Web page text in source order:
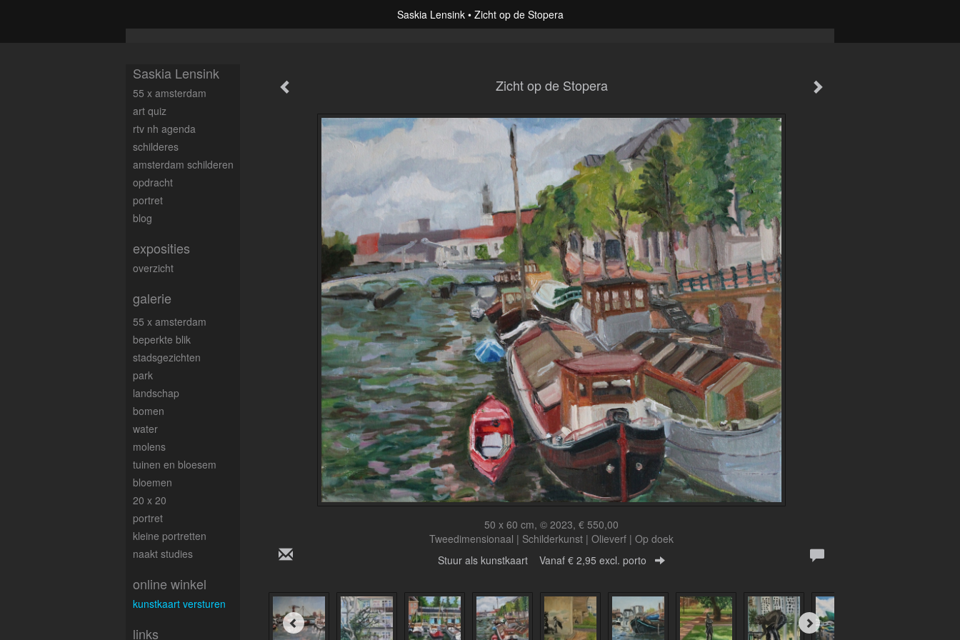
Saskia Lensink Zicht op de Stopera
Zicht op de Stopera
50 x 60 cm, © 2023, € 550,00
Tweedimensionaal | Schilderkunst | Olieverf | Op doek
Stuur als kunstkaart Vanaf € 2,95 excl. porto
Saskia Lensink
55 x amsterdam
art quiz
rtv nh agenda
schilderes
amsterdam schilderen
opdracht
portret
blog
exposities
overzicht
galerie
55 x amsterdam
beperkte blik
stadsgezichten
park
landschap
bomen
water
molens
tuinen en bloesem
bloemen
20 x 20
portret
kleine portretten
naakt studies
online winkel
kunstkaart versturen
links